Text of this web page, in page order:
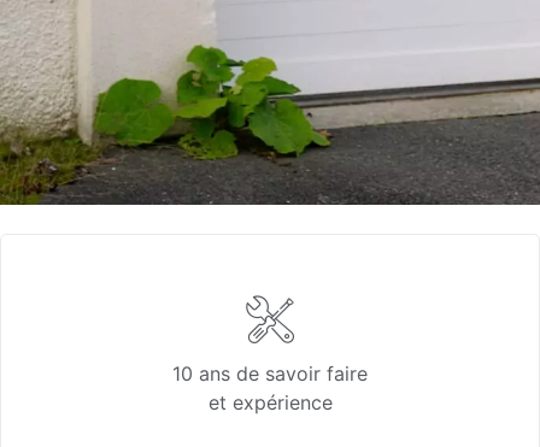
10 ans de savoir faire
et expérience